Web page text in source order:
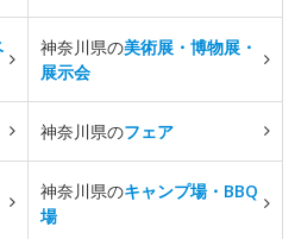
神奈川県の美術展・博物展・
展示会
神奈川県のフェア
神奈川県のキャンプ場・BBQ
場